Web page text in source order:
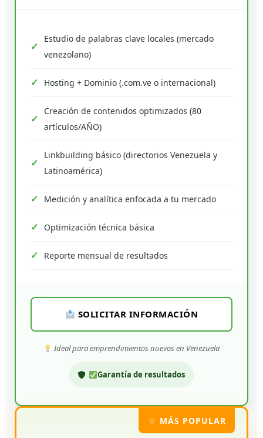
Estudio de palabras clave locales (mercado
venezolano)
Hosting + Dominio (.com.ve o internacional)
Creación de contenidos optimizados (80
artículos/AÑO)
Linkbuilding básico (directorios Venezuela y
Latinoamérica)
Medición y analítica enfocada a tu mercado
Optimización técnica básica
Reporte mensual de resultados
SOLICITAR INFORMACIÓN
Ideal para emprendimientos nuevos en Venezuela
Garantía de resultados
MÁS POPULAR